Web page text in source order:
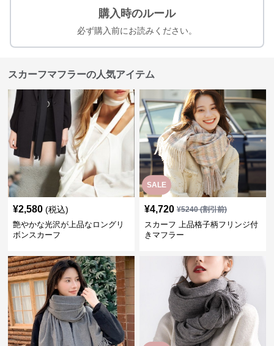
購入時のルール
必ず購入前にお読みください。
スカーフマフラーの人気アイテム
¥2,580 (税込)
艶やかな光沢が上品なロングリ
ボンスカーフ
SALE
¥4,720 ¥5240(割引前)
スカーフ 上品格子柄フリンジ付
きマフラー